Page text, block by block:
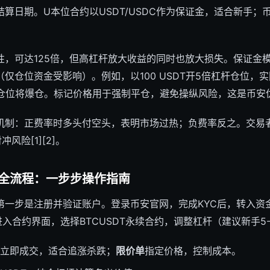
算日期。U本位合约以USDT/USDC作为保证金，适合新手；
，可达125倍，但高杠杆放大收益的同时也放大损失。保证金
仅仓位资金受影响）。例如，以100 USDT开5倍杠杆仓位，
位将爆仓。标记价格用于强制平仓，避免操纵风险，这是币安
制：正费率时多头付空头，表明市场过热；负费率反之。交易
风险[1][2]。
流程：一步步操作指南
一步是注册并验证账户。登录币安官网，完成KYC后，转入资
合约界面，选择BTCUSDT永续合约，调整杠杆（建议新手
立即成交，适合追涨杀跌； 限价单指定价格，控制成本。